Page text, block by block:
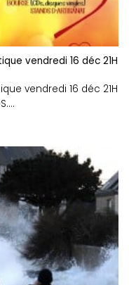
vendredi 16 déc 21H
vendredi 16 déc 21H